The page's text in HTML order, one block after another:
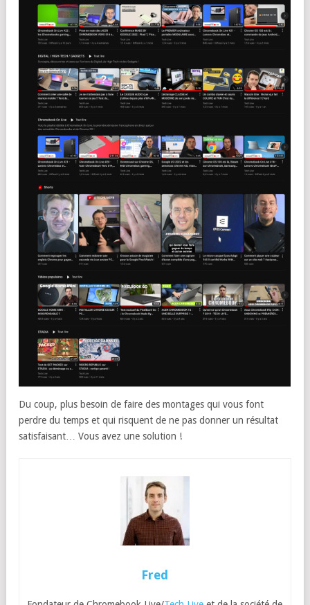
Du coup, plus besoin de faire des montages qui vous font
perdre du temps et qui risquent de ne pas donner un résultat
satisfaisant… Vous avez une solution !
Fred